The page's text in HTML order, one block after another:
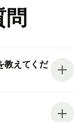
教えてくだ